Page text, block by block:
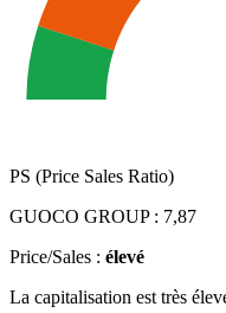
PS (Price Sales Ratio)
GUOCO GROUP : 7,87
Price/Sales : élevé
La capitalisation est très